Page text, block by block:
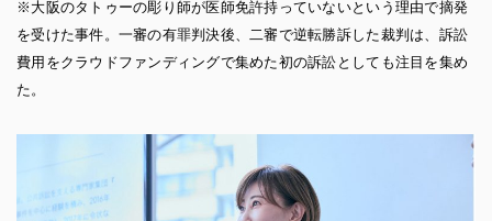
※大阪のタトゥーの彫り師が医師免許持っていないという理由で摘発
を受けた事件。一審の有罪判決後、二審で逆転勝訴した裁判は、訴訟
費用をクラウドファンディングで集めた初の訴訟としても注目を集め
た。